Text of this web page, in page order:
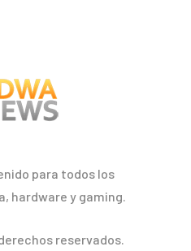
para todos los
hardware y gaming.
reservados.